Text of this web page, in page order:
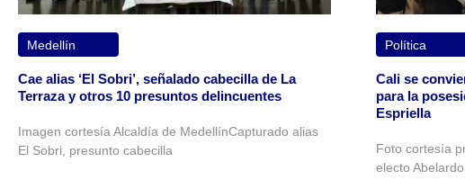
Medellín
Cae alias ‘El Sobri’, señalado cabecilla de La
Terraza y otros 10 presuntos delincuentes
Imagen cortesía Alcaldía de MedellínCapturado alias
El Sobri, presunto cabecilla
Política
Cali se
para la
Espriella
Foto cortesía
electo